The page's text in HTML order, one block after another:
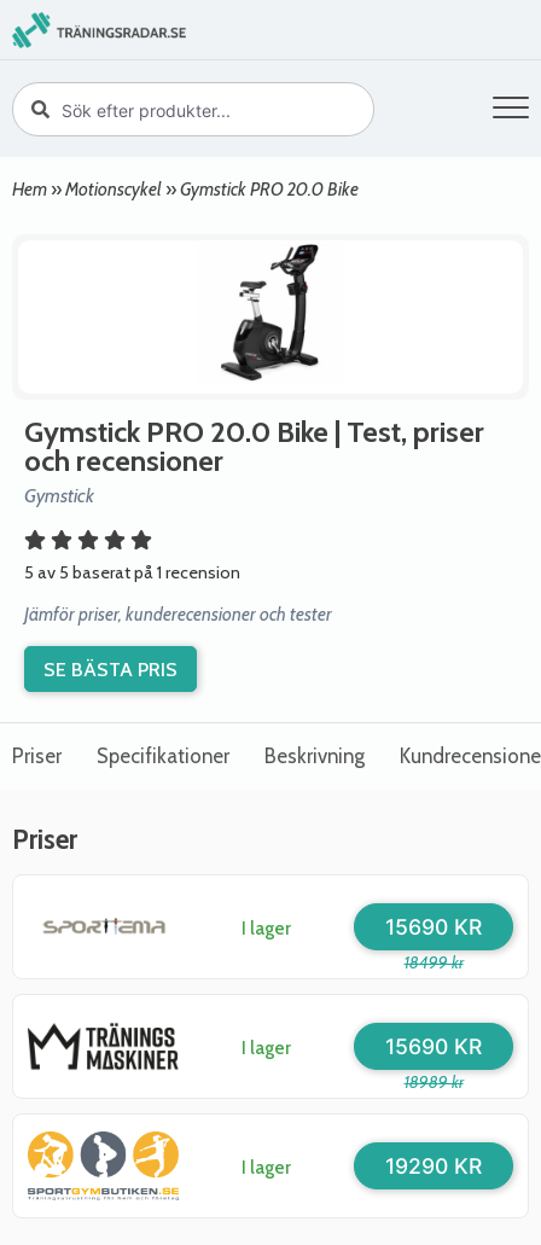
Hem »Motionscykel »Gymstick PRO 20.0 Bike
Gymstick PRO 20.0 Bike | Test, priser
och recensioner
Gymstick
5 av 5 baserat på 1 recension
Jämför priser, kunderecensioner och tester
SE BÄSTA PRIS
Priser Specifikationer Beskrivning
Priser
I lager
18499 kr
15690 KR
I lager
18989 kr
15690 KR
I lager 19290 KR